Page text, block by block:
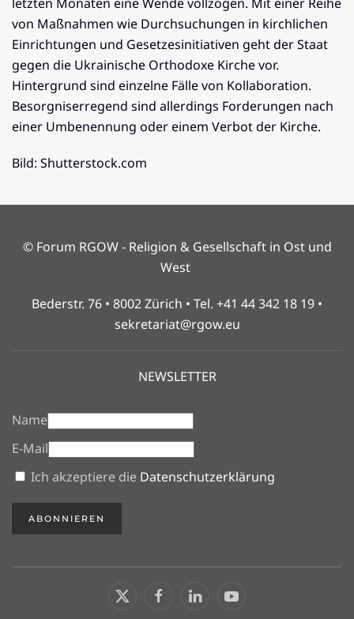
letzten Monaten eine Wende vollzogen. Mit einer Reihe
von Maßnahmen wie Durchsuchungen in kirchlichen
Einrichtungen und Gesetzesinitiativen geht der Staat
gegen die Ukrainische Orthodoxe Kirche vor.
Hintergrund sind einzelne Fälle von Kollaboration.
Besorgniserregend sind allerdings Forderungen nach
einer Umbenennung oder einem Verbot der Kirche.
Bild: Shutterstock.com
© Forum RGOW - Religion & Gesellschaft in Ost und
West
Bederstr. 76 • 8002 Zürich • Tel. +41 44 342 18 19 •
sekretariat@rgow.eu
NEWSLETTER
Name
E-Mail
Ich akzeptiere die Datenschutzerklärung
ABONNIEREN